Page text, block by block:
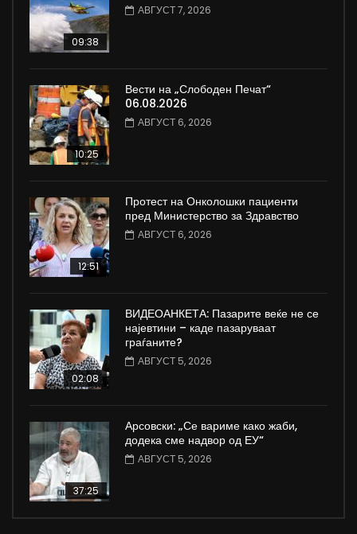
09:38
АВГУСТ 7, 2026
10:25
Вести на „Слободен Печат“
06.08.2026
АВГУСТ 6, 2026
12:51
Протест на Онколошки пациенти
пред Министерство за Здравство
АВГУСТ 6, 2026
02:08
ВИДЕОАНКЕТА: Пазарите веќе не се
најевтини – каде пазаруваат
граѓаните?
АВГУСТ 5, 2026
37:25
Арсовски: „Се вариме како жаби,
додека сме надвор од ЕУ“
АВГУСТ 5, 2026